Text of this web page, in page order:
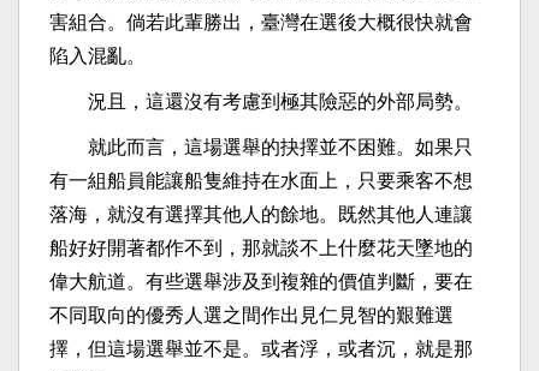
害組合。倘若此輩勝出，臺灣在選後大概很快就會
陷入混亂。
況且，這還沒有考慮到極其險惡的外部局勢。
就此而言，這場選舉的抉擇並不困難。如果只
有一組船員能讓船隻維持在水面上，只要乘客不想
落海，就沒有選擇其他人的餘地。既然其他人連讓
船好好開著都作不到，那就談不上什麼花天墜地的
偉大航道。有些選舉涉及到複雜的價值判斷，要在
不同取向的優秀人選之間作出見仁見智的艱難選
擇，但這場選舉並不是。或者浮，或者沉，就是那